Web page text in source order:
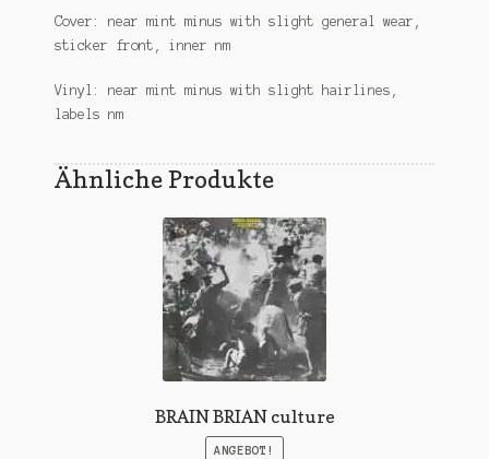
Cover: near mint minus with slight general wear,
sticker front, inner nm
Vinyl: near mint minus with slight hairlines,
labels nm
Ähnliche Produkte
BRAIN BRIAN culture
ANGEBOT!